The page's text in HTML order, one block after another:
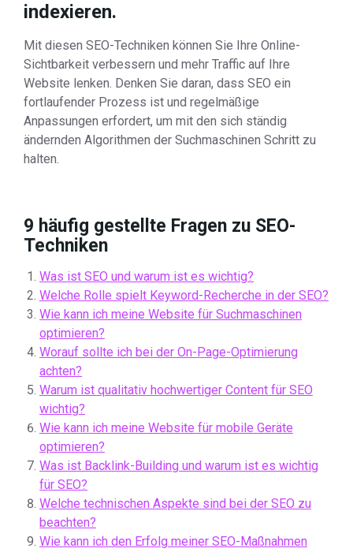
indexieren.
Mit diesen SEO-Techniken können Sie Ihre Online-
Sichtbarkeit verbessern und mehr Traffic auf Ihre
Website lenken. Denken Sie daran, dass SEO ein
fortlaufender Prozess ist und regelmäßige
Anpassungen erfordert, um mit den sich ständig
ändernden Algorithmen der Suchmaschinen Schritt zu
halten.
9 häufig gestellte Fragen zu SEO-
Techniken
Was ist SEO und warum ist es wichtig?
Welche Rolle spielt Keyword-Recherche in der SEO?
Wie kann ich meine Website für Suchmaschinen
optimieren?
Worauf sollte ich bei der On-Page-Optimierung
achten?
Warum ist qualitativ hochwertiger Content für SEO
wichtig?
Wie kann ich meine Website für mobile Geräte
optimieren?
Was ist Backlink-Building und warum ist es wichtig
für SEO?
Welche technischen Aspekte sind bei der SEO zu
beachten?
Wie kann ich den Erfolg meiner SEO-Maßnahmen